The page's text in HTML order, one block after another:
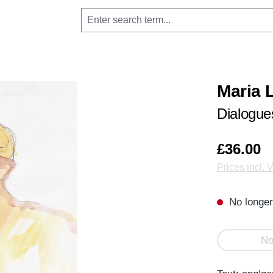
Maria
£36.00
Prices incl.
No